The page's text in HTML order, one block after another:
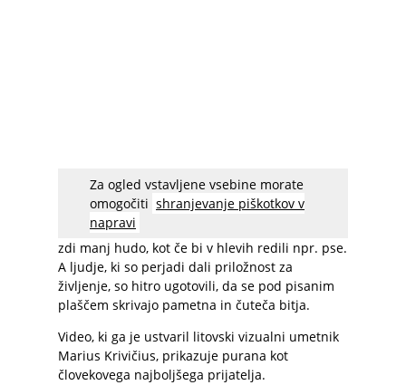
Za ogled vstavljene vsebine morate
omogočiti shranjevanje piškotkov v
napravi
Ljudje radi podcenjujemo kokoši, purane, gosi
in race kot manj inteligentne, zato se nam
njihovo trpljenje v mesno pridelovalni industriji
zdi manj hudo, kot če bi v hlevih redili npr. pse.
A ljudje, ki so perjadi dali priložnost za
življenje, so hitro ugotovili, da se pod pisanim
plaščem skrivajo pametna in čuteča bitja.
Video, ki ga je ustvaril litovski vizualni umetnik
Marius Krivičius, prikazuje purana kot
človekovega najboljšega prijatelja.